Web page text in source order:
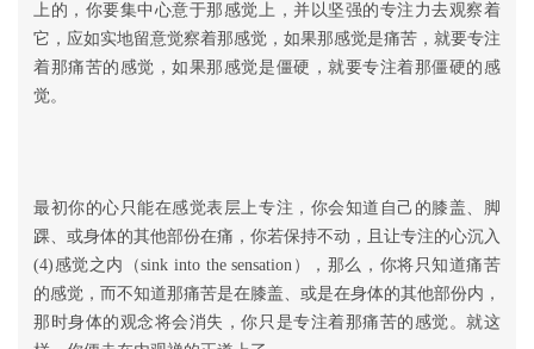
上的，你要集中心意于那感觉上，并以坚强的专注力去观察着
它，应如实地留意觉察着那感觉，如果那感觉是痛苦，就要专注
着那痛苦的感觉，如果那感觉是僵硬，就要专注着那僵硬的感
觉。
最初你的心只能在感觉表层上专注，你会知道自己的膝盖、脚
踝、或身体的其他部份在痛，你若保持不动，且让专注的心沉入
(4)感觉之内（sink into the sensation），那么，你将只知道痛苦
的感觉，而不知道那痛苦是在膝盖、或是在身体的其他部份内，
那时身体的观念将会消失，你只是专注着那痛苦的感觉。就这